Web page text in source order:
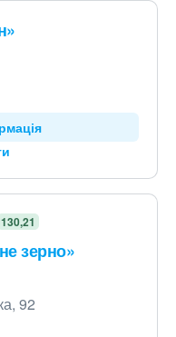
130,21
зерно»
92